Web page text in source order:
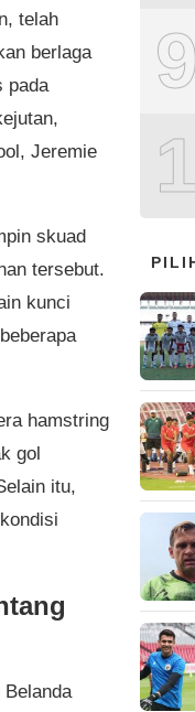
telah
berlaga
pada
Jeremie
skuad
tersebut.
kunci
hamstring
gol
itu,
9